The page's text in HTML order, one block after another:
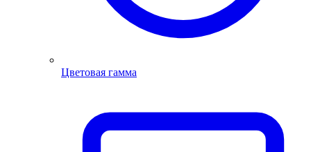
Цветовая гамма